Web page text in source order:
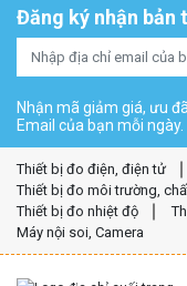
Đăng ký nhận bản
Nhận mã giảm giá, ưu
Email của bạn mỗi ngày.
Thiết bị đo điện, điện tử
Thiết bị đo môi trường,
Thiết bị đo nhiệt độ
Máy nội soi, Camera